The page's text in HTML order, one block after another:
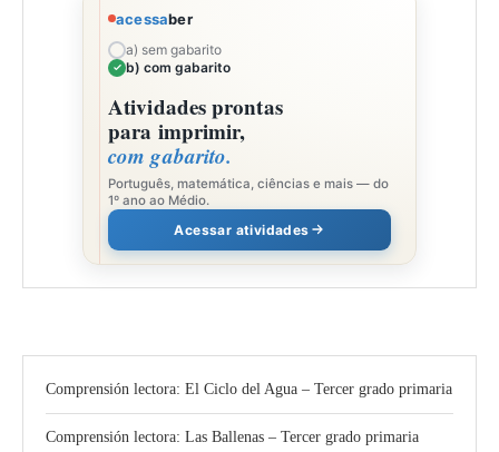
acessaber
a) sem gabarito
b) com gabarito
Atividades prontas
para imprimir,
com gabarito.
Português, matemática, ciências e mais — do
1º ano ao Médio.
Acessar atividades
Comprensión lectora: El Ciclo del Agua – Tercer grado primaria
Comprensión lectora: Las Ballenas – Tercer grado primaria